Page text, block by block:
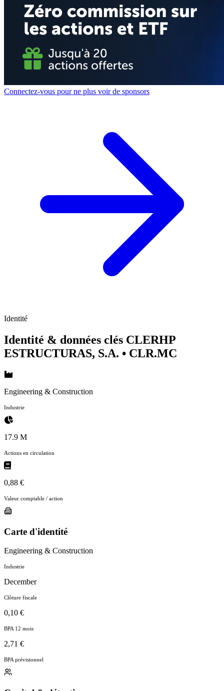
Connectez-vous pour ne plus voir de sponsors
Identité
Identité & données clés CLERHP
ESTRUCTURAS, S.A. • CLR.MC
Engineering & Construction
Industrie
17.9 M
Actions en circulation
0,88 €
Valeur comptable / action
Carte d'identité
Engineering & Construction
Industrie
December
Clôture fiscale
0,10 €
BPA 12 mois
2,71 €
BPA prévisionnel